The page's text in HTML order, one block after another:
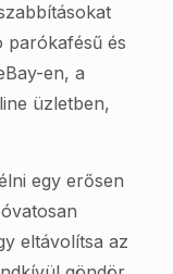
parókafésű és
en, a
üzletben,
egy erősen
eltávolítsa az